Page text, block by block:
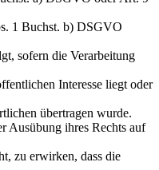
1 Buchst. b) DSGVO
sofern die Verarbeitung
Interesse liegt oder
übertragen wurde.
Ausübung ihres Rechts auf
zu erwirken, dass die